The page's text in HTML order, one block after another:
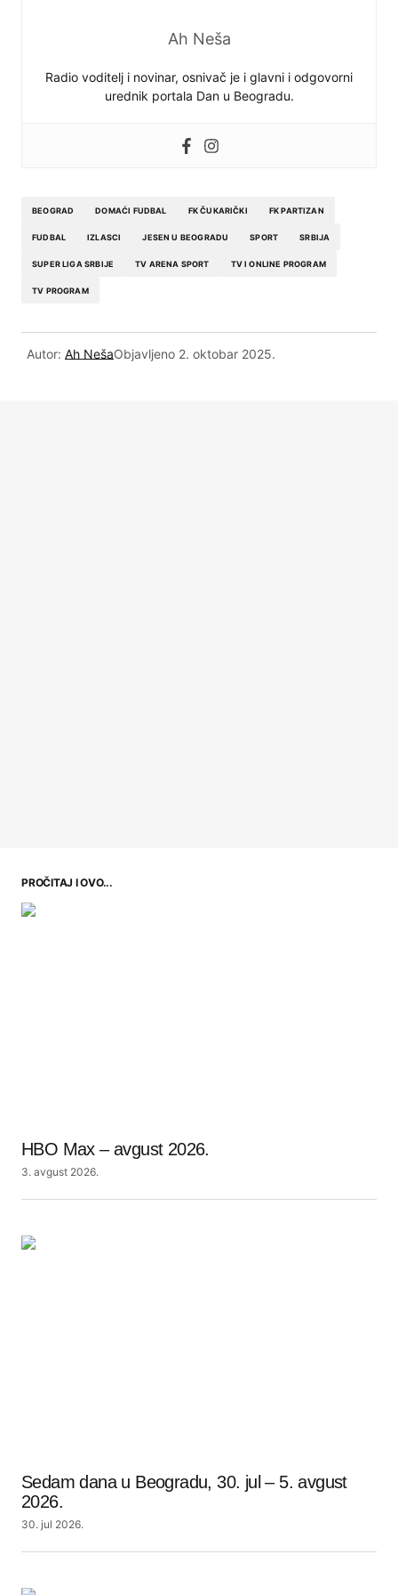
Ah Neša
Radio voditelj i novinar, osnivač je i glavni i odgovorni
urednik portala Dan u Beogradu.
BEOGRAD DOMAĆI FUDBAL FK ČUKARIČKI FK PARTIZAN
FUDBAL IZLASCI JESEN U BEOGRADU SPORT SRBIJA
SUPER LIGA SRBIJE TV ARENA SPORT TV I ONLINE PROGRAM
TV PROGRAM
Autor: Ah NešaObjavljeno 2. oktobar 2025.
PROČITAJ I OVO...
HBO Max – avgust 2026.
3. avgust 2026.
Sedam dana u Beogradu, 30. jul – 5. avgust
2026.
30. jul 2026.